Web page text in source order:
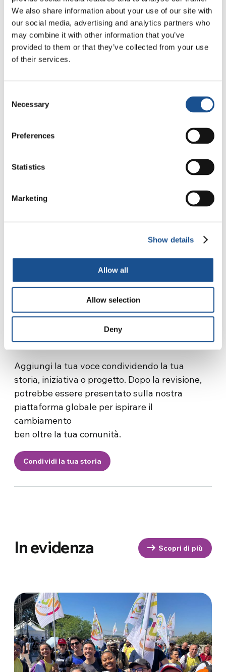
We also share information about your use of our site with
our social media, advertising and analytics partners who
may combine it with other information that you’ve
provided to them or that they’ve collected from your use
of their services.
Selection
Necessary
Preferences
Statistics
Marketing
Show details
Allow all
Allow selection
Deny
Dal Congo al Kenya e alla Colombia:
scuole di leadership, reti di
assistenza e partecipazione civica
12 Giugno 2026
Condividere storie ispira il
cambiamento, connette le
comunità e mostra la forza
dell’azione collettiva.
Aggiungi la tua voce condividendo la tua
storia, iniziativa o progetto. Dopo la revisione,
potrebbe essere presentato sulla nostra
piattaforma globale per ispirare il
cambiamento
ben oltre la tua comunità.
Condividi la tua storia
In evidenza Scopri di più